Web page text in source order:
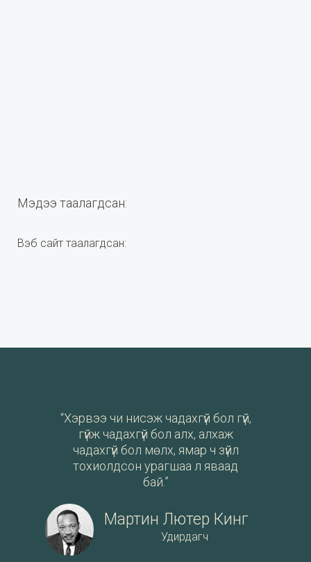
Мэдээ таалагдсан:
Вэб сайт таалагдсан:
“Хэрвээ чи нисэж чадахгүй бол гүй,
гүйж чадахгүй бол алх, алхаж
чадахгүй бол мөлх, ямар ч зүйл
тохиолдсон урагшаа л яваад
бай.”
Мартин Лютер Кинг
Удирдагч